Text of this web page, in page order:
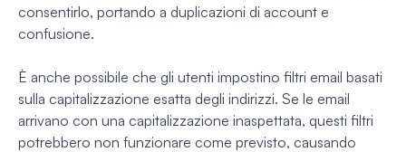
consentirlo, portando a duplicazioni di account e
confusione.
È anche possibile che gli utenti impostino filtri email basati
sulla capitalizzazione esatta degli indirizzi. Se le email
arrivano con una capitalizzazione inaspettata, questi filtri
potrebbero non funzionare come previsto, causando